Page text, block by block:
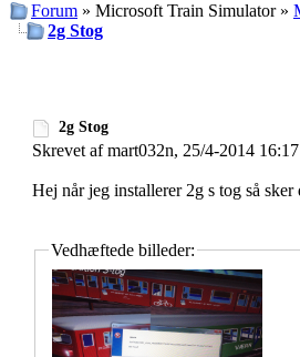
Forum » Microsoft Train Simulator »
2g Stog
2g Stog
Skrevet af mart032n, 25/4-2014
Hej når jeg installerer 2g s tog så sker
Vedhæftede billeder: